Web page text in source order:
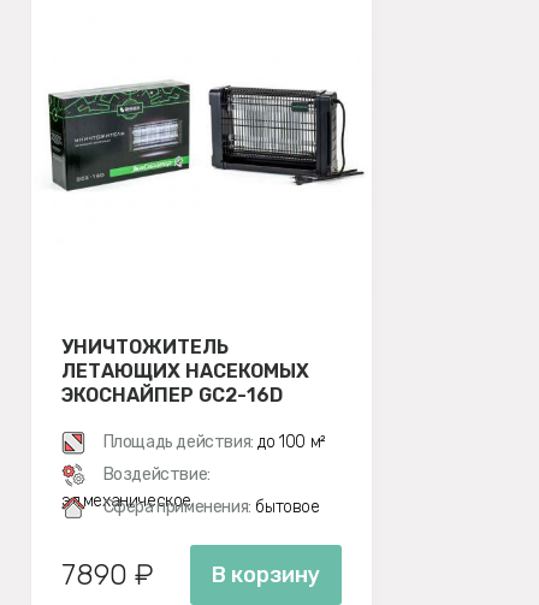
УНИЧТОЖИТЕЛЬ
ЛЕТАЮЩИХ НАСЕКОМЫХ
ЭКОСНАЙПЕР GC2-16D
Площадь действия: до 100 м²
Воздействие:
эл.механическое
Сфера применения: бытовое
7890 ₽ В корзину